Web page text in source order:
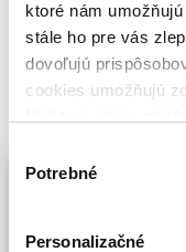
ktoré nám
stále ho pre vás
dovoľujú
cookies umožňujú
cookies.
súhlasu
Potrebné
Personalizačné
🌴